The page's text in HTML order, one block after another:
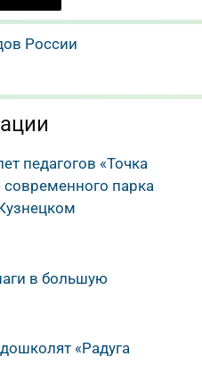
России
педагогов «Точка
парка
в большую
«Радуга